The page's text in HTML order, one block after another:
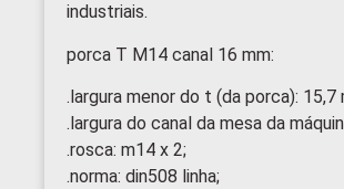
industriais.
porca T M14 canal 16 mm:
.largura menor do t (da porca): 15,7
.largura do canal da mesa da
.rosca: m14 x 2;
.norma: din508 linha;